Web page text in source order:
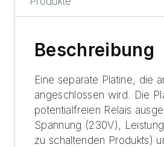
Beschreibung
Eine separate Platine, die
angeschlossen wird. Die
potentialfreien Relais
Spannung (230V),
zu schaltenden Produkts)